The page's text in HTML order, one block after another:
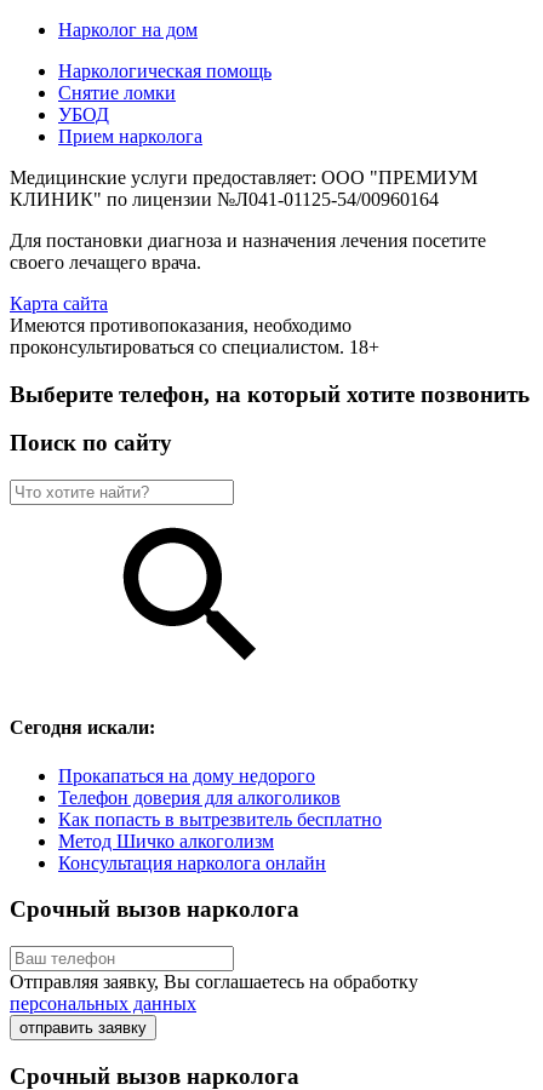
Нарколог на дом
Наркологическая помощь
Снятие ломки
УБОД
Прием нарколога
Медицинские услуги предоставляет: ООО "ПРЕМИУМ
КЛИНИК" по лицензии №Л041-01125-54/00960164
Для постановки диагноза и назначения лечения посетите
своего лечащего врача.
Карта сайта
Имеются противопоказания, необходимо
проконсультироваться со специалистом. 18+
Выберите телефон, на который хотите позвонить
Поиск по сайту
Сегодня искали:
Прокапаться на дому недорого
Телефон доверия для алкоголиков
Как попасть в вытрезвитель бесплатно
Метод Шичко алкоголизм
Консультация нарколога онлайн
Срочный вызов нарколога
Отправляя заявку, Вы соглашаетесь на обработку
персональных данных
отправить заявку
Срочный вызов нарколога